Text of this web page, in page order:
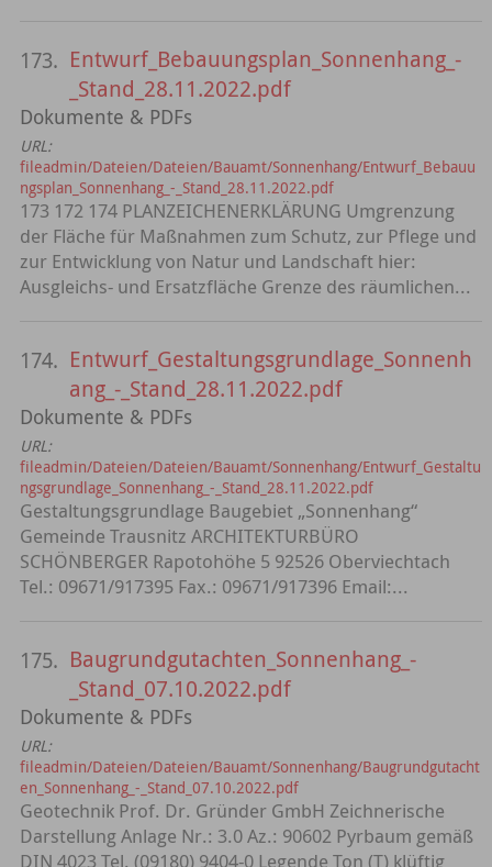
173. Entwurf_Bebauungsplan_Sonnenhang_-
_Stand_28.11.2022.pdf
Dokumente & PDFs
URL:
fileadmin/Dateien/Dateien/Bauamt/Sonnenhang/Entwurf_Bebauu
ngsplan_Sonnenhang_-_Stand_28.11.2022.pdf
173 172 174 PLANZEICHENERKLÄRUNG Umgrenzung
der Fläche für Maßnahmen zum Schutz, zur Pflege und
zur Entwicklung von Natur und Landschaft hier:
Ausgleichs- und Ersatzfläche Grenze des räumlichen...
174. Entwurf_Gestaltungsgrundlage_Sonnenh
ang_-_Stand_28.11.2022.pdf
Dokumente & PDFs
URL:
fileadmin/Dateien/Dateien/Bauamt/Sonnenhang/Entwurf_Gestaltu
ngsgrundlage_Sonnenhang_-_Stand_28.11.2022.pdf
Gestaltungsgrundlage Baugebiet „Sonnenhang“
Gemeinde Trausnitz ARCHITEKTURBÜRO
SCHÖNBERGER Rapotohöhe 5 92526 Oberviechtach
Tel.: 09671/917395 Fax.: 09671/917396 Email:...
175. Baugrundgutachten_Sonnenhang_-
_Stand_07.10.2022.pdf
Dokumente & PDFs
URL:
fileadmin/Dateien/Dateien/Bauamt/Sonnenhang/Baugrundgutacht
en_Sonnenhang_-_Stand_07.10.2022.pdf
Geotechnik Prof. Dr. Gründer GmbH Zeichnerische
Darstellung Anlage Nr.: 3.0 Az.: 90602 Pyrbaum gemäß
DIN 4023 Tel. (09180) 9404-0 Legende Ton (T) klüftig